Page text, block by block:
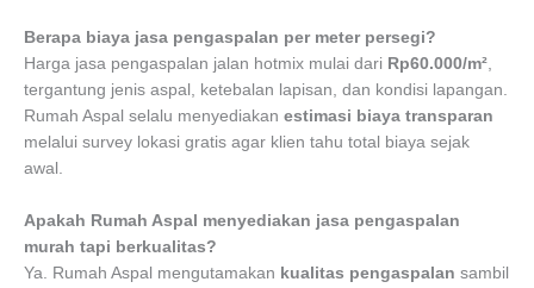
Berapa biaya jasa pengaspalan per meter persegi?
Harga jasa pengaspalan jalan hotmix mulai dari Rp60.000/m²
tergantung jenis aspal, ketebalan lapisan, dan kondisi lapangan.
Rumah Aspal selalu menyediakan estimasi biaya transparan
melalui survey lokasi gratis agar klien tahu total biaya sejak
awal.
Apakah Rumah Aspal menyediakan jasa pengaspalan
murah tapi berkualitas?
Ya. Rumah Aspal mengutamakan kualitas pengaspalan sambil